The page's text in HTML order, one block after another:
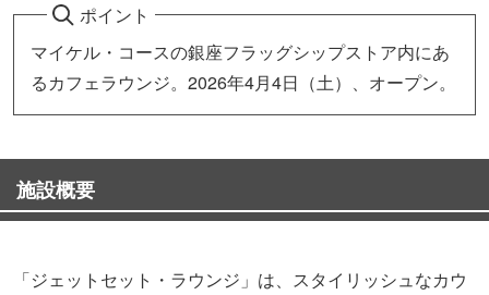
ポイント
マイケル・コースの銀座フラッグシップストア内にあ
るカフェラウンジ。2026年4月4日（土）、オープン。
施設概要
「ジェットセット・ラウンジ」は、スタイリッシュなカウ